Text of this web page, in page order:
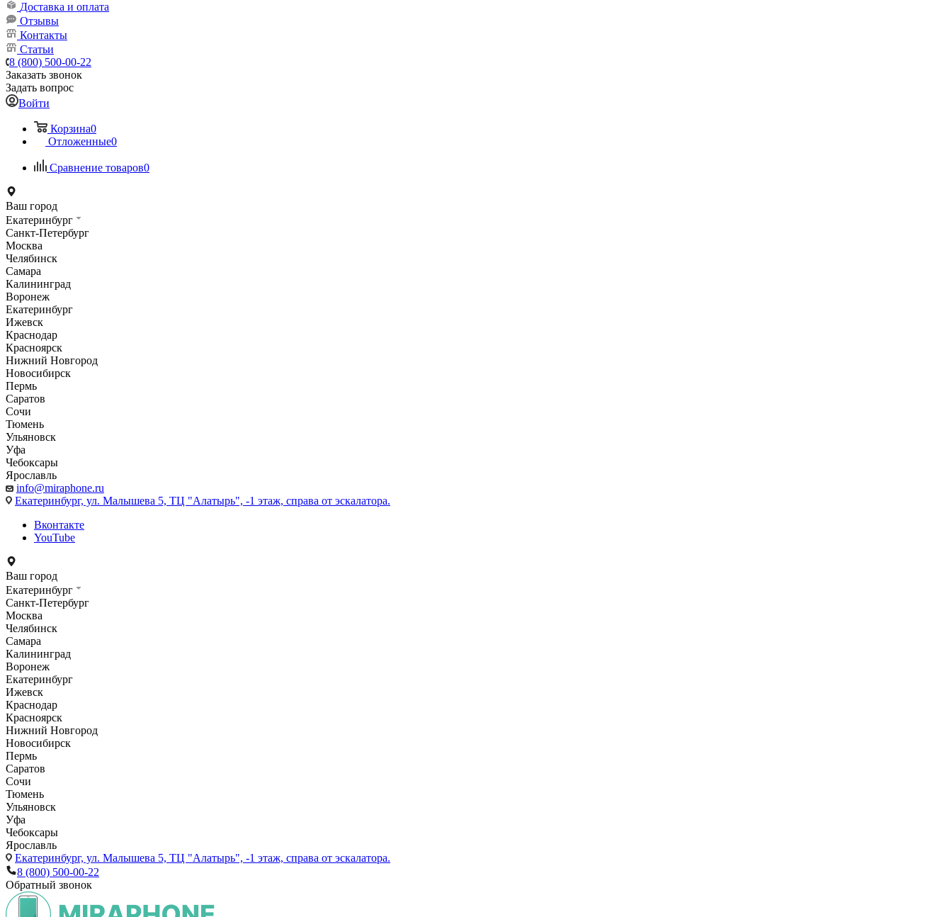
Доставка и оплата
Отзывы
Контакты
Статьи
8 (800) 500-00-22
Заказать звонок
Задать вопрос
Войти
Корзина0
Отложенные0
Сравнение товаров0
Ваш город
Екатеринбург
Санкт-Петербург
Москва
Челябинск
Самара
Калининград
Воронеж
Екатеринбург
Ижевск
Краснодар
Красноярск
Нижний Новгород
Новосибирск
Пермь
Саратов
Сочи
Тюмень
Ульяновск
Уфа
Чебоксары
Ярославль
info@miraphone.ru
Екатеринбург, ул. Малышева 5, ТЦ "Алатырь", -1 этаж, справа от эскалатора.
Вконтакте
YouTube
Ваш город
Екатеринбург
Санкт-Петербург
Москва
Челябинск
Самара
Калининград
Воронеж
Екатеринбург
Ижевск
Краснодар
Красноярск
Нижний Новгород
Новосибирск
Пермь
Саратов
Сочи
Тюмень
Ульяновск
Уфа
Чебоксары
Ярославль
Екатеринбург, ул. Малышева 5, ТЦ "Алатырь", -1 этаж, справа от эскалатора.
8 (800) 500-00-22
Обратный звонок